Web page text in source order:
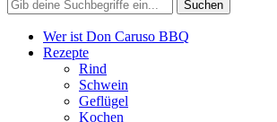
Wer ist Don Caruso BBQ
Rezepte
Rind
Schwein
Geflügel
Kochen